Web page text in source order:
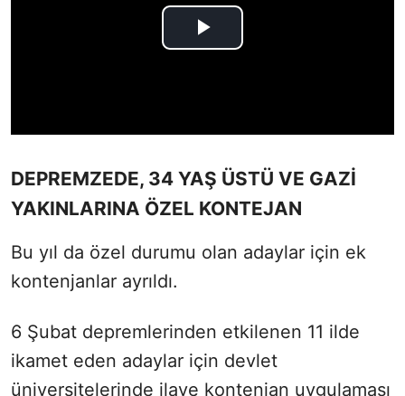
DEPREMZEDE, 34 YAŞ ÜSTÜ VE GAZİ
YAKINLARINA ÖZEL KONTEJAN
Bu yıl da özel durumu olan adaylar için ek
kontenjanlar ayrıldı.
6 Şubat depremlerinden etkilenen 11 ilde
ikamet eden adaylar için devlet
üniversitelerinde ilave kontenjan uygulaması